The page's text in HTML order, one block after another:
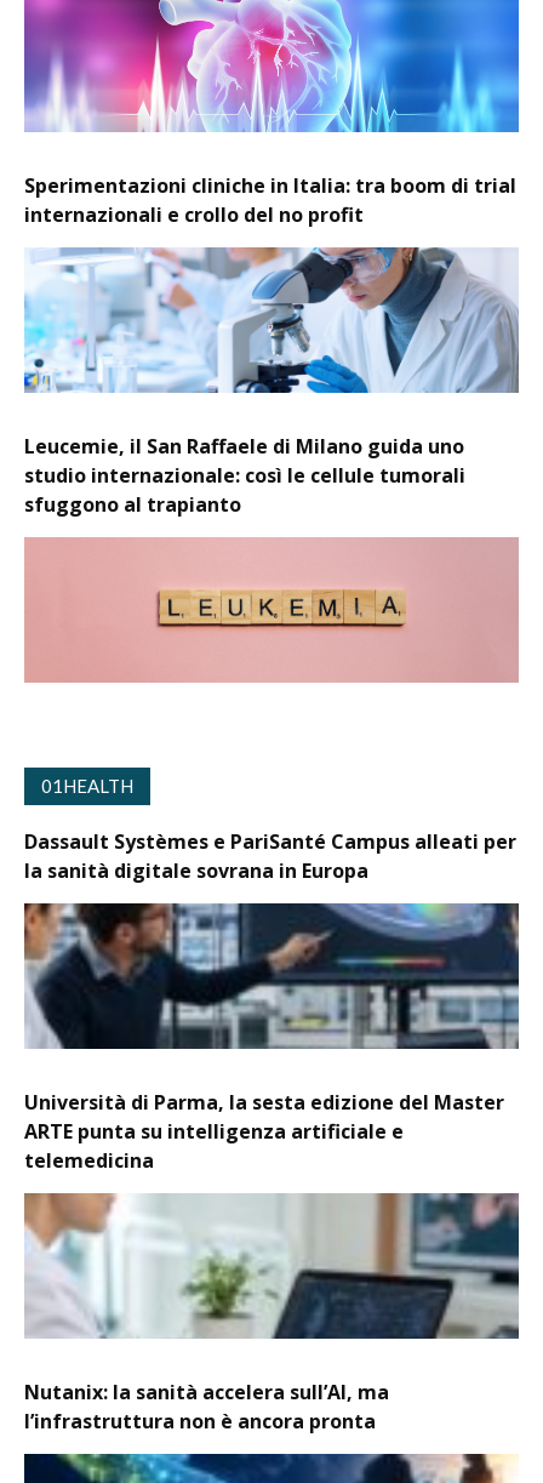
Sperimentazioni cliniche in Italia: tra boom di trial
internazionali e crollo del no profit
Leucemie, il San Raffaele di Milano guida uno
studio internazionale: così le cellule tumorali
sfuggono al trapianto
01HEALTH
Dassault Systèmes e PariSanté Campus alleati per
la sanità digitale sovrana in Europa
Università di Parma, la sesta edizione del Master
ARTE punta su intelligenza artificiale e
telemedicina
Nutanix: la sanità accelera sull’AI, ma
l’infrastruttura non è ancora pronta